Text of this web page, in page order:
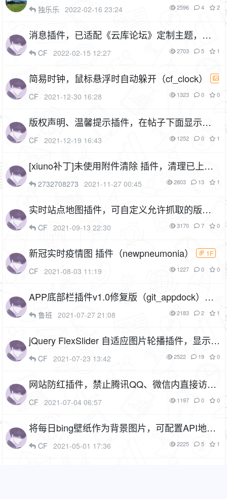
F
独乐乐 2022-02-16 23:24 2596 4 2
消息插件，已适配《云库论坛》定制主题，移
除删除消息功能、添加快捷回复按钮、带窗口
CF 2022-02-15 12:27 2703 5 1
简易时钟，鼠标悬浮时自动躲开（cf_clock）
3P
CF 2021-12-30 16:28 1323 0 0
版权声明、温馨提示插件，在帖子下面显示一
个温馨提示框，每个版块的帖子可以设置不同
CF 2021-12-19 16:43 1252 0 1
[xiuno补丁]未使用附件清除 插件，清理已上传
未使用的附件（cf_bugfix_tmpfiles）
1P 1F
2732708273 2021-11-27 00:45 2803 13 1
实时站点地图插件，可自定义允许抓取的版块
（cf_sitemap）
CF 2021-09-13 22:30 3170 7 0
新冠实时疫情图 插件（newpneumonia） 1F
CF 2021-08-03 11:19 1227 0 0
APP底部栏插件v1.0修复版（git_appdock），
修复tinymce编辑器加载失败的问题
1P 1F
鲁班 2021-07-27 21:08 2183 2 1
jQuery FlexSlider 自适应图片轮播插件，显示注
册人数和新用户，支持自定义图片地址和超链
CF 2021-07-23 13:42 2522 19 0
网站防红插件，禁止腾讯QQ、微信内直接访问
（cf_nored）
CF 2021-07-04 06:57 1197 0 0
将每日bing壁纸作为背景图片，可配置API地址
（插件名：yunqit_bing）
CF 2021-05-01 17:36 2225 5 1